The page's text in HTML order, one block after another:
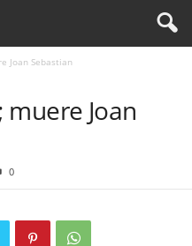
Joan Sebastian
Joan
0